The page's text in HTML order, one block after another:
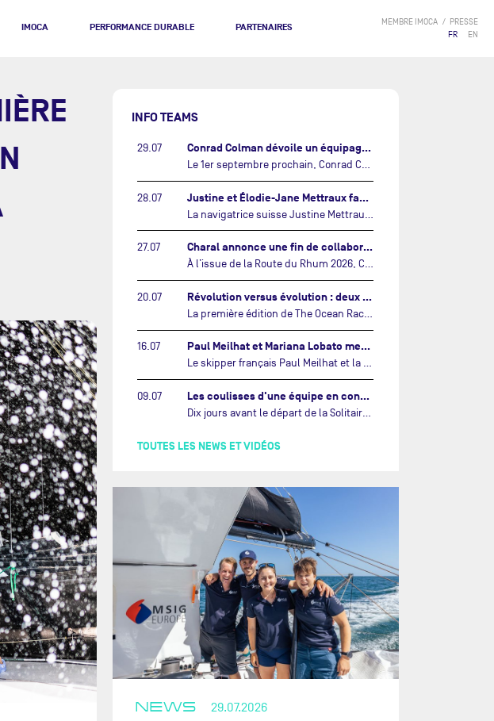
IMOCA PERFORMANCE DURABLE PARTENAIRES MEMBRE IMOCA
PRESSE
FR
EN
INFO TEAMS
29.07 Conrad Colman dévoile un équipage 100% néo-zélandais tourné vers l'avenir…
Le 1er septembre prochain, Conrad Colman prendra le départ de la première édition de The Ocean Race Atlantic, une nouvelle course IMOCA en équipage reliant New York à Lorient. À bord de MSIG Europe, le skipper néo-zélandais sera entouré de trois jeunes talents issus de la voile néo-zélandaise : Megan Thomson, Anna Merchant et Aaron Hume-Merry.…
28.07 Justine et Élodie-Jane Mettraux face à face sur la transatlantique The Ocean Race Atlantic…
27.07 Charal annonce une fin de collaboration avec Jérémie Beyou et le Beyou Racing après la Route du Rhum…
À l’issue de la Route du Rhum 2026, Charal et le Beyou Racing mettront fin à leur collaboration. Il a été décidé de manière concertée, après dix ans d’une collaboration riche et performante, d’ouvrir une nouvelle ère pour le projet du Charal Sailing Team.…
20.07 Révolution versus évolution : deux nouveaux IMOCA très différents se préparent pour The Ocean Race Atlantic…
16.07 Paul Meilhat et Mariana Lobato mettent à l’eau leur bateau et lancent leur nouvelle campagne « United by the Ocean »…
Le skipper français Paul Meilhat et la co-skipper portugaise Mariana Lobato mettent à l’eau aujourd’hui à Lorient leur IMOCA à bord duquel ils participeront à The Ocean Race Atlantic (septembre 2026) puis à The Ocean Race, le tour du monde en équipage (janvier 2027).…
09.07 Les coulisses d'une équipe en construction vers le Vendée Globe…
TOUTES LES NEWS ET VIDÉOS
NEWS 29.07.2026